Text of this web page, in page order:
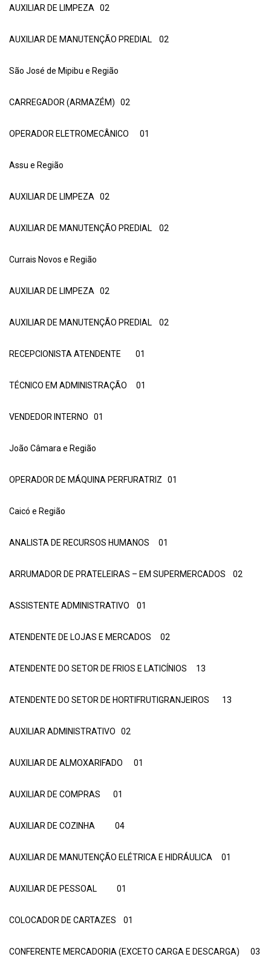
AUXILIAR DE LIMPEZA 02
AUXILIAR DE MANUTENÇÃO PREDIAL 02
São José de Mipibu e Região
CARREGADOR (ARMAZÉM) 02
OPERADOR ELETROMECÂNICO 01
Assu e Região
AUXILIAR DE LIMPEZA 02
AUXILIAR DE MANUTENÇÃO PREDIAL 02
Currais Novos e Região
AUXILIAR DE LIMPEZA 02
AUXILIAR DE MANUTENÇÃO PREDIAL 02
RECEPCIONISTA ATENDENTE 01
TÉCNICO EM ADMINISTRAÇÃO 01
VENDEDOR INTERNO 01
João Câmara e Região
OPERADOR DE MÁQUINA PERFURATRIZ 01
Caicó e Região
ANALISTA DE RECURSOS HUMANOS 01
ARRUMADOR DE PRATELEIRAS – EM SUPERMERCADOS 02
ASSISTENTE ADMINISTRATIVO 01
ATENDENTE DE LOJAS E MERCADOS 02
ATENDENTE DO SETOR DE FRIOS E LATICÍNIOS 13
ATENDENTE DO SETOR DE HORTIFRUTIGRANJEIROS 13
AUXILIAR ADMINISTRATIVO 02
AUXILIAR DE ALMOXARIFADO 01
AUXILIAR DE COMPRAS 01
AUXILIAR DE COZINHA 04
AUXILIAR DE MANUTENÇÃO ELÉTRICA E HIDRÁULICA 01
AUXILIAR DE PESSOAL 01
COLOCADOR DE CARTAZES 01
CONFERENTE MERCADORIA (EXCETO CARGA E DESCARGA) 03